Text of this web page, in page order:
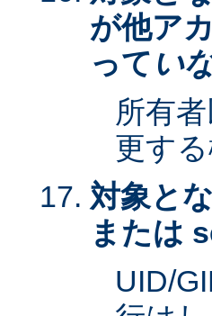
が他ア
って い
所有
更す
対象と
または
UID/